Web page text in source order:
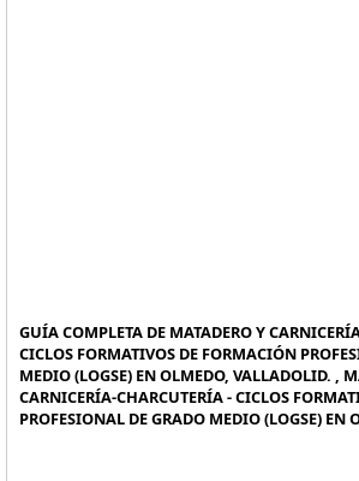
GUÍA COMPLETA DE MATADERO Y
CICLOS FORMATIVOS DE FORMACIÓN
MEDIO (LOGSE) EN OLMEDO, VALLADOLID. ,
CARNICERÍA-CHARCUTERÍA - CICLOS
PROFESIONAL DE GRADO MEDIO (LOGSE) EN